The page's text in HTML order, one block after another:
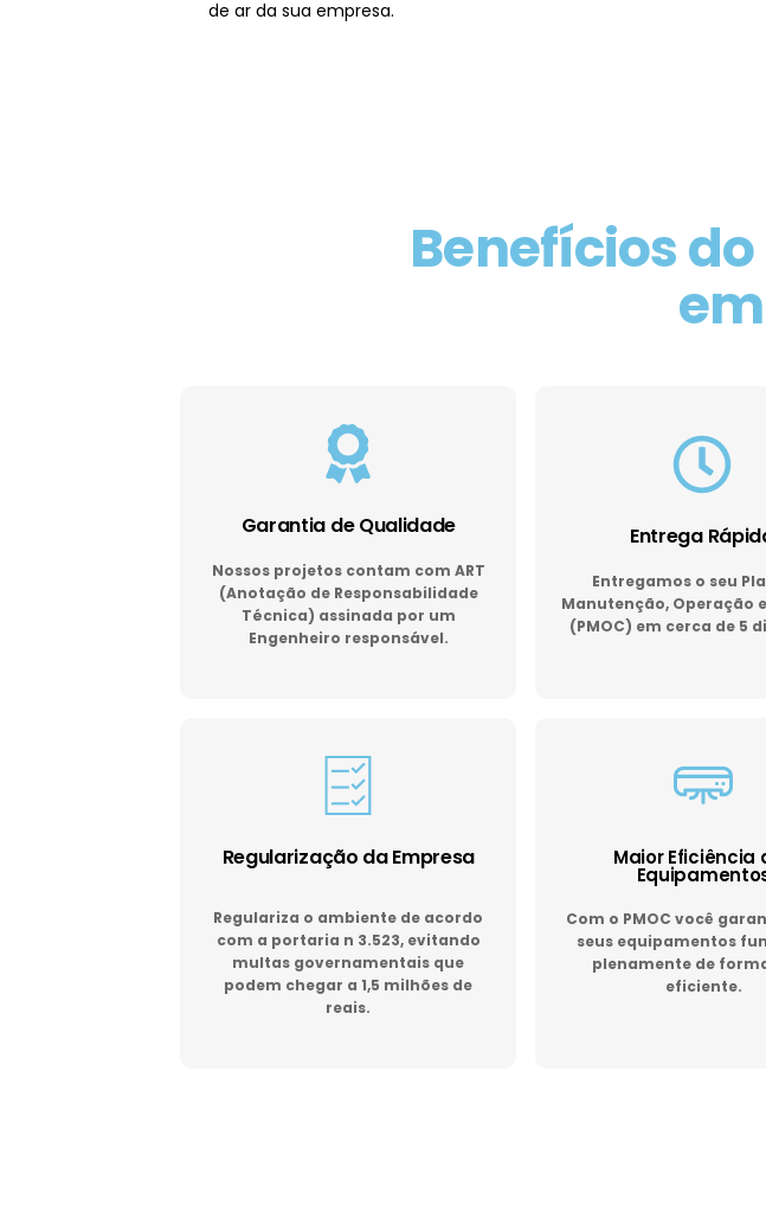
de ar da sua empresa.
Benefícios
Garantia de Qualidade
Nossos projetos contam com ART
(Anotação de Responsabilidade
Técnica) assinada por um
Engenheiro responsável.
Entrega
Entregamos o seu
Manutenção, Operação
(PMOC) em cerca de 5
Regularização da Empresa
Regulariza o ambiente de acordo
com a portaria n 3.523, evitando
multas governamentais que
podem chegar a 1,5 milhões de
reais.
Maior Eficiência
Com o PMOC você
seus equipamentos
plenamente de
eficiente.